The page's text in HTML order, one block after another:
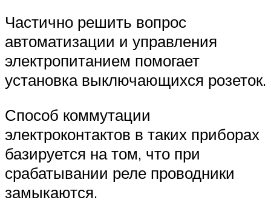
Частично решить вопрос
автоматизации и управления
электропитанием помогает
установка выключающихся розеток.
Способ коммутации
электроконтактов в таких приборах
базируется на том, что при
срабатывании реле проводники
замыкаются.